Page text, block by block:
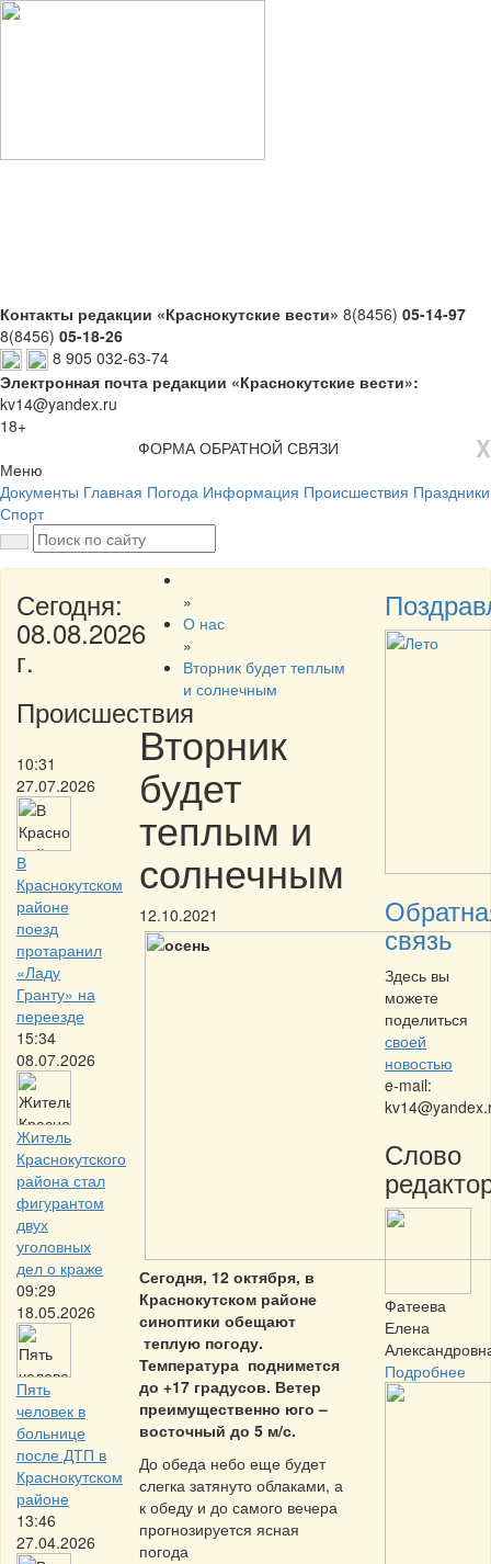
Контакты редакции «Краснокутские вести» 8(8456) 05-14-97
8(8456) 05-18-26
8 905 032-63-74
Электронная почта редакции «Краснокутские вести»:
kv14@yandex.ru
18+
X
ФОРМА ОБРАТНОЙ СВЯЗИ
Меню
Документы Главная Погода Информация Происшествия Праздники
Спорт
Сегодня:
08.08.2026
г.
Происшествия
10:31
27.07.2026
В
Краснокутском
районе
поезд
протаранил
«Ладу
Гранту» на
переезде
15:34
08.07.2026
Житель
Краснокутского
района стал
фигурантом
двух
уголовных
дел о краже
09:29
18.05.2026
Пять
человек в
больнице
после ДТП в
Краснокутском
районе
13:46
27.04.2026
»
О нас
»
Вторник будет теплым
и солнечным
Вторник
будет
теплым и
солнечным
12.10.2021
Сегодня, 12 октября, в
Краснокутском районе
синоптики обещают
теплую погоду.
Температура поднимется
до +17 градусов. Ветер
преимущественно юго –
восточный до 5 м/с.
До обеда небо еще будет
слегка затянуто облаками, а
к обеду и до самого вечера
прогнозируется ясная
погода
связь
Здесь вы
можете
поделиться
своей
новостью
e-mail:
Слово
Фатеева
Елена
Подробнее